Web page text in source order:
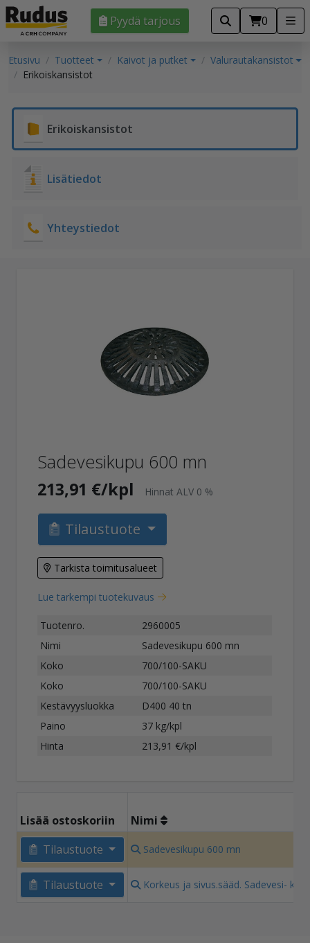
Pyydä tarjous 0
Etusivu Tuotteet Kaivot ja putket
Valurautakansistot
Erikoiskansistot
Erikoiskansistot
Lisätiedot
Yhteystiedot
Sadevesikupu 600 mn
213,91 €/kpl Hinnat ALV 0 %
Tilaustuote
Tarkista toimitusalueet
Lue tarkempi tuotekuvaus
Tuotenro.
2960005
Nimi
Sadevesikupu 600 mn
Koko
700/100-SAKU
Koko
700/100-SAKU
Kestävyysluokka
D400 40 tn
Paino
37 kg/kpl
Hinta
213,91 €/kpl
Lisää ostoskoriin
Nimi
Tilaustuote
Sadevesikupu 600 mn
Tilaustuote Korkeus ja sivus.sääd. Sadevesi-